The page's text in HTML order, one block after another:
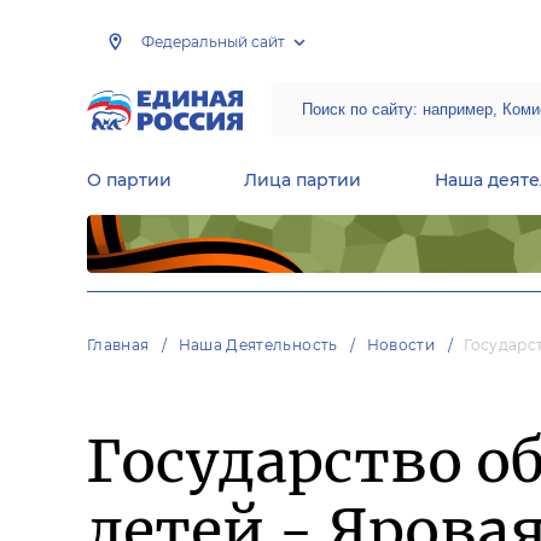
Федеральный сайт
О партии Лица партии Наша
Главная Наша Деятельность Новости
Государство